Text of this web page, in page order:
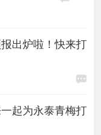
出炉啦！快来打
起为永泰青梅打